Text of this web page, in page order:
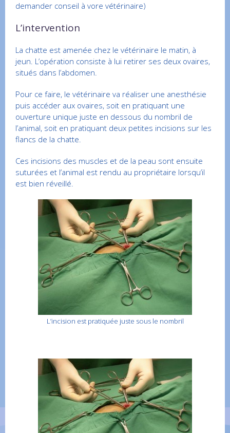
demander conseil à vore vétérinaire)
L’intervention
La chatte est amenée chez le vétérinaire le matin, à
jeun. L’opération consiste à lui retirer ses deux ovaires,
situés dans l’abdomen.
Pour ce faire, le vétérinaire va réaliser une anesthésie
puis accéder aux ovaires, soit en pratiquant une
ouverture unique juste en dessous du nombril de
l’animal, soit en pratiquant deux petites incisions sur les
flancs de la chatte.
Ces incisions des muscles et de la peau sont ensuite
suturées et l’animal est rendu au propriétaire lorsqu’il
est bien réveillé.
L’incision est pratiquée juste sous le nombril